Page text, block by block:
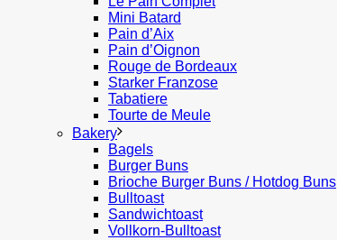
Mini Batard
Pain d’Aix
Pain d’Oignon
Rouge de Bordeaux
Starker Franzose
Tabatiere
Tourte de Meule
Bakery
Bagels
Burger Buns
Brioche Burger Buns / Hotdog Buns
Bulltoast
Sandwichtoast
Vollkorn-Bulltoast